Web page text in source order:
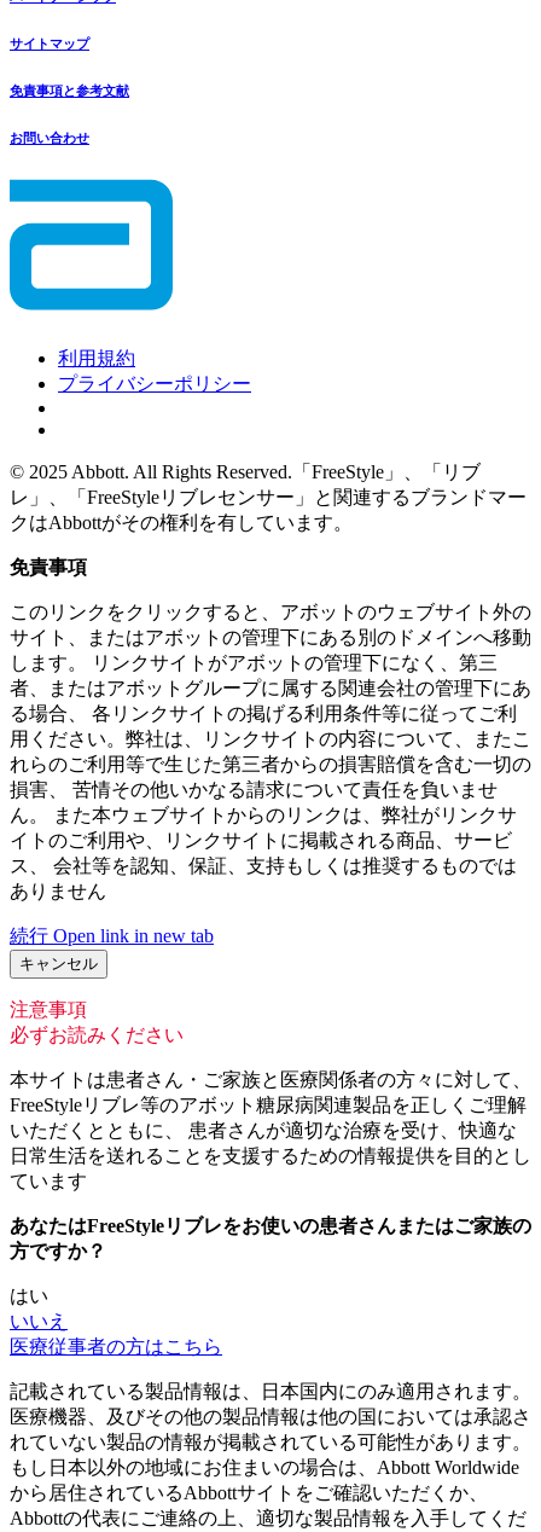
サイトマップ
免責事項と参考文献
お問い合わせ
利用規約
プライバシーポリシー
© 2025 Abbott. All Rights Reserved.「FreeStyle」、「リブ
レ」、「FreeStyleリブレセンサー」と関連するブランドマー
クはAbbottがその権利を有しています。
免責事項
このリンクをクリックすると、アボットのウェブサイト外の
サイト、またはアボットの管理下にある別のドメインへ移動
します。 リンクサイトがアボットの管理下になく、第三
者、またはアボットグループに属する関連会社の管理下にあ
る場合、 各リンクサイトの掲げる利用条件等に従ってご利
用ください。弊社は、リンクサイトの内容について、またこ
れらのご利用等で生じた第三者からの損害賠償を含む一切の
損害、 苦情その他いかなる請求について責任を負いませ
ん。 また本ウェブサイトからのリンクは、弊社がリンクサ
イトのご利用や、リンクサイトに掲載される商品、サービ
ス、 会社等を認知、保証、支持もしくは推奨するものでは
ありません
続行 Open link in new tab
キャンセル
注意事項
必ずお読みください
本サイトは患者さん・ご家族と医療関係者の方々に対して、
FreeStyleリブレ等のアボット糖尿病関連製品を正しくご理解
いただくとともに、 患者さんが適切な治療を受け、快適な
日常生活を送れることを支援するための情報提供を目的とし
ています
あなたはFreeStyleリブレをお使いの患者さんまたはご家族の
方ですか？
はい
いいえ
医療従事者の方はこちら
記載されている製品情報は、日本国内にのみ適用されます。
医療機器、及びその他の製品情報は他の国においては承認さ
れていない製品の情報が掲載されている可能性があります。
もし日本以外の地域にお住まいの場合は、Abbott Worldwide
から居住されているAbbottサイトをご確認いただくか、
Abbottの代表にご連絡の上、適切な製品情報を入手してくだ